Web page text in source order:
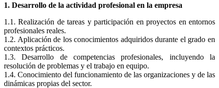
1. Desarrollo de la actividad profesional en la empresa
1.1. Realización de tareas y participación en proyectos en entornos
profesionales reales.
1.2. Aplicación de los conocimientos adquiridos durante el grado en
contextos prácticos.
1.3. Desarrollo de competencias profesionales, incluyendo la
resolución de problemas y el trabajo en equipo.
1.4. Conocimiento del funcionamiento de las organizaciones y de las
dinámicas propias del sector.